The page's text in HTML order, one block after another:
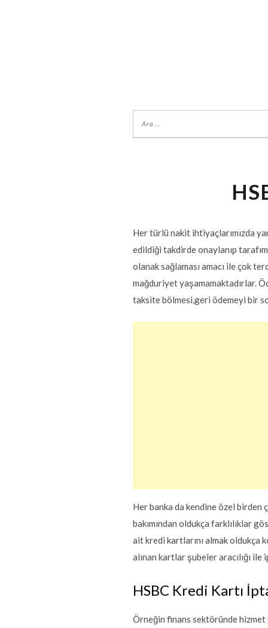
Her türlü nakit ihtiyaçlarımızda
edildiği takdirde onaylanıp
olanak sağlaması amacı ile çok
mağduriyet yaşamamaktadırlar.
taksite bölmesi,geri ödemeyi bir
Her banka da kendine özel birden
bakımından oldukça farklılıklar
ait kredi kartlarını almak oldukça
alınan kartlar şubeler aracılığı
HSBC Kredi Kartı
Örneğin finans sektöründe hizmet